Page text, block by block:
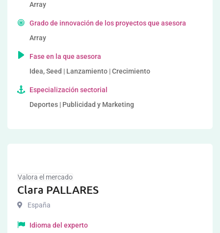
Array
Grado de innovación de los proyectos que asesora
Array
Fase en la que asesora
Idea, Seed | Lanzamiento | Crecimiento
Especialización sectorial
Deportes | Publicidad y Marketing
Valora el mercado
Clara PALLARES
España
Idioma del experto